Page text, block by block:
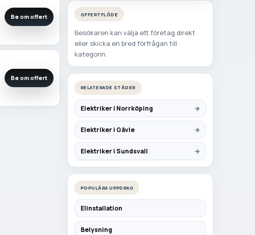
Be om offert
Be om offert
OFFERTFLÖDE
Besökaren kan välja ett företag direkt
eller skicka en bred förfrågan till
kategorin.
RELATERADE STÄDER
Elektriker i Norrköping
Elektriker i Gävle
Elektriker i Sundsvall
POPULÄRA UPPDRAG
Elinstallation
Belysning